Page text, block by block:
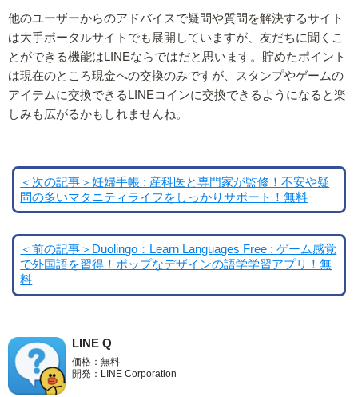
他のユーザーからのアドバイスで疑問や質問を解決するサイト
は大手ポータルサイトでも展開していますが、友だちに聞くこ
とができる機能はLINEならではだと思います。貯めたポイント
は現在のところ現金への交換のみですが、スタンプやゲームの
アイテムに交換できるLINEコインに交換できるようになると楽
しみも広がるかもしれませんね。
＜次の記事＞妊婦手帳 : 産科医と専門家が監修！不安や疑
問の多いマタニティライフをしっかりサポート！無料
＜前の記事＞Duolingo：Learn Languages Free : ゲーム感覚
で外国語を習得！ポップなデザインの語学学習アプリ！無
料
LINE Q
価格：無料
開発：LINE Corporation